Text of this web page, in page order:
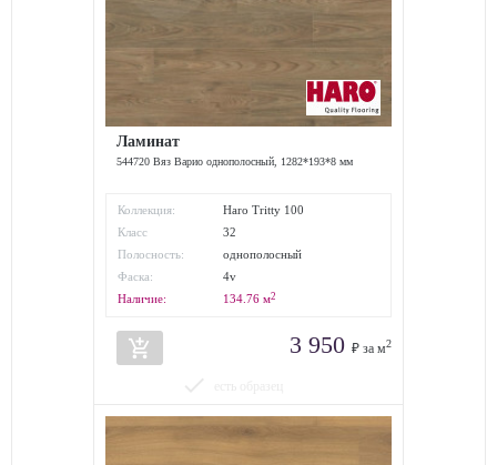
Ламинат
544720 Вяз Варио однополосный, 1282*193*8 мм
Коллекция:
Haro Tritty 100
Класс
износостойкости:
32
Полосность:
однополосный
Фаска:
4v
Наличие:
134.76 м2
add_shopping_cart 3 950 ₽ за м2